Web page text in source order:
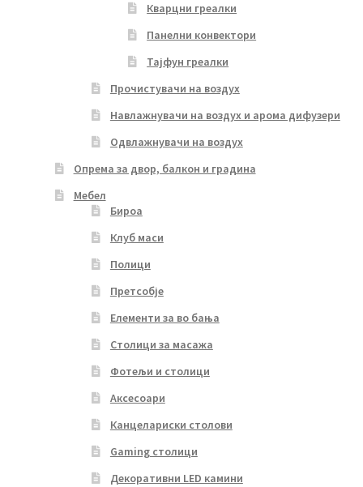
Кварцни греалки
Панелни конвектори
Тајфун греалки
Прочистувачи на воздух
Навлажнувачи на воздух и арома дифузери
Одвлажнувачи на воздух
Опрема за двор, балкон и градина
Мебел
Бироа
Клуб маси
Полици
Претсобје
Елементи за во бања
Столици за масажа
Фотељи и столици
Аксесоари
Канцелариски столови
Gaming столици
Декоративни LED камини